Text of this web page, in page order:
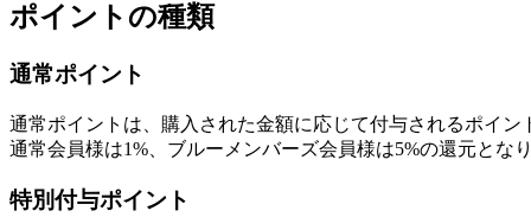
ポイントの種類
通常ポイント
通常ポイントは、購入された金額に応じて付与されるポイン
通常会員様は1%、ブルーメンバーズ会員様は5%の還元となり
特別付与ポイント